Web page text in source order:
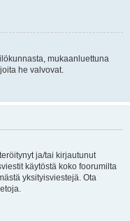
mukaanluettuna
he valvovat.
ja/tai kirjautunut
käytöstä koko foorumilta
yksityisviestejä. Ota